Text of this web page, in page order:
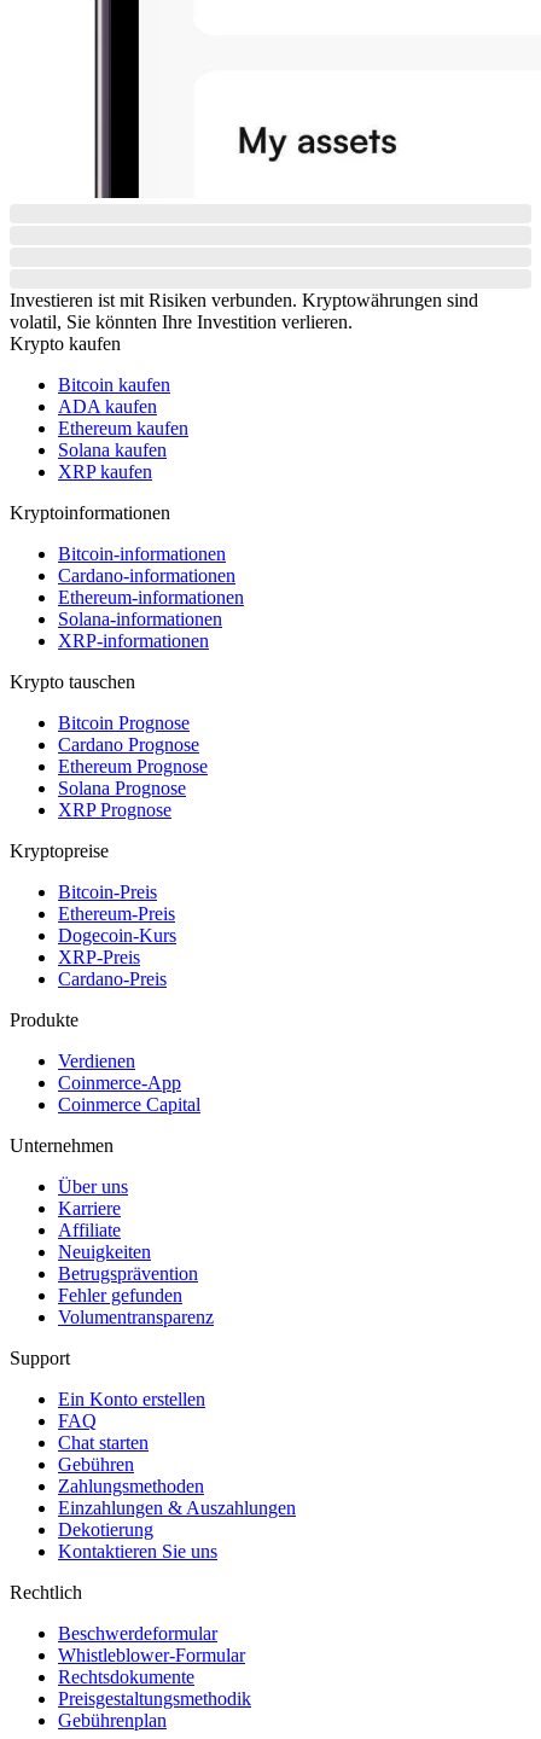
Investieren ist mit Risiken verbunden. Kryptowährungen sind
volatil, Sie könnten Ihre Investition verlieren.
Krypto kaufen
Bitcoin kaufen
ADA kaufen
Ethereum kaufen
Solana kaufen
XRP kaufen
Kryptoinformationen
Bitcoin-informationen
Cardano-informationen
Ethereum-informationen
Solana-informationen
XRP-informationen
Krypto tauschen
Bitcoin Prognose
Cardano Prognose
Ethereum Prognose
Solana Prognose
XRP Prognose
Kryptopreise
Bitcoin-Preis
Ethereum-Preis
Dogecoin-Kurs
XRP-Preis
Cardano-Preis
Produkte
Verdienen
Coinmerce-App
Coinmerce Capital
Unternehmen
Über uns
Karriere
Affiliate
Neuigkeiten
Betrugsprävention
Fehler gefunden
Volumentransparenz
Support
Ein Konto erstellen
FAQ
Chat starten
Gebühren
Zahlungsmethoden
Einzahlungen & Auszahlungen
Dekotierung
Kontaktieren Sie uns
Rechtlich
Beschwerdeformular
Whistleblower-Formular
Rechtsdokumente
Preisgestaltungsmethodik
Gebührenplan